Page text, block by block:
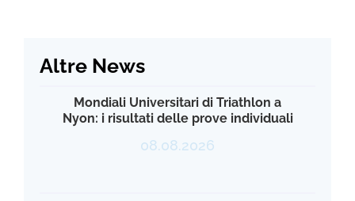
Altre News
Mondiali Universitari di Triathlon a
Nyon: i risultati delle prove individuali
08.08.2026